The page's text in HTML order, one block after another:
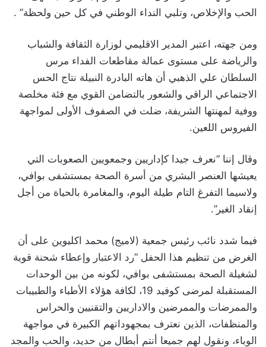
الحب والإخلاص، وتلبي النداء الوطني في كل حين ولحظة” .
ومن جهته، اعتبر المدير الاقليمي لوزارة الثقافة والشباب
والرياضة على مستوى عمالة مقاطعات الفداء مرس
السلطان علي الذهبي أن هاته البادرة النبيلة نتاج الحس
الاجتماعي الراقي والشعور بالتضامن القوي مع فئة مخلصة
ووفية لمهنتها الشريفة، ضلت في الصفوف الأولى لمواجهة
الفيروس اللعين.
وقال إننا “نعرف جيدا كإداريين وجمعويين الصعوبات التي
يعيشها العنصر البشري من أسرة الصحة بمستشفى بوافي،
ولاسيما التفرغ التام طيلة اليوم، والمغامرة بالحياة من أجل
إنقاد الغير”.
فيما شدد نائب رئيس جمعية (لاميج) محمد اكليوين على أن
الغرض من تنظيم هذا الحفل “رد الاعتبار وإعطاء شحنة قوية
لشغيلة الصحة بمستشفى بوافي، لكونه من بين الوحدات
المستقبلة لمرضى كوفيد 19، لكافة هؤلاء الأطباء والطبيبات
والممرضات والممرضين والاداريين والتقنيين والحراس
والمنظفات، الذين نعترف بمجهوداتهم الكبيرة في مواجهة
الوباء، ونقول لهم جميعا أنتم أبطال من حديد، والحب والمجد